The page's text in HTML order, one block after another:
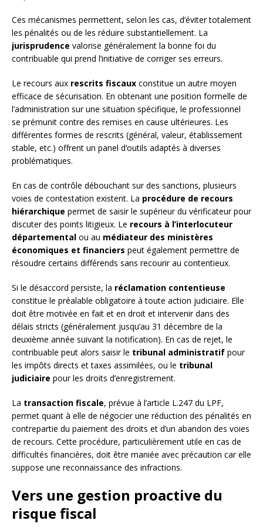
Ces mécanismes permettent, selon les cas, d’éviter totalement
les pénalités ou de les réduire substantiellement. La
jurisprudence valorise généralement la bonne foi du
contribuable qui prend l’initiative de corriger ses erreurs.
Le recours aux rescrits fiscaux constitue un autre moyen
efficace de sécurisation. En obtenant une position formelle de
l’administration sur une situation spécifique, le professionnel
se prémunit contre des remises en cause ultérieures. Les
différentes formes de rescrits (général, valeur, établissement
stable, etc.) offrent un panel d’outils adaptés à diverses
problématiques.
En cas de contrôle débouchant sur des sanctions, plusieurs
voies de contestation existent. La procédure de recours
hiérarchique permet de saisir le supérieur du vérificateur pour
discuter des points litigieux. Le recours à l’interlocuteur
départemental ou au médiateur des ministères
économiques et financiers peut également permettre de
résoudre certains différends sans recourir au contentieux.
Si le désaccord persiste, la réclamation contentieuse
constitue le préalable obligatoire à toute action judiciaire. Elle
doit être motivée en fait et en droit et intervenir dans des
délais stricts (généralement jusqu’au 31 décembre de la
deuxième année suivant la notification). En cas de rejet, le
contribuable peut alors saisir le tribunal administratif pour
les impôts directs et taxes assimilées, ou le tribunal
judiciaire pour les droits d’enregistrement.
La transaction fiscale, prévue à l’article L.247 du LPF,
permet quant à elle de négocier une réduction des pénalités en
contrepartie du paiement des droits et d’un abandon des voies
de recours. Cette procédure, particulièrement utile en cas de
difficultés financières, doit être maniée avec précaution car elle
suppose une reconnaissance des infractions.
Vers une gestion proactive du
risque fiscal